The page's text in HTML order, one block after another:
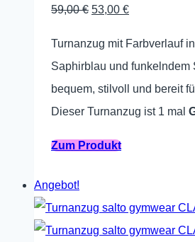
der
Produktseite
gewählt
werden
59,00€ Ursprünglicher
53,00 €Aktueller
Turnanzug mit Farbverlauf
Saphirblau und funkelndem
bequem, stilvoll und bereit
Dieser Turnanzug ist 1 mal
Zum ProduktDieses
mehrere
Varianten
Angebot!